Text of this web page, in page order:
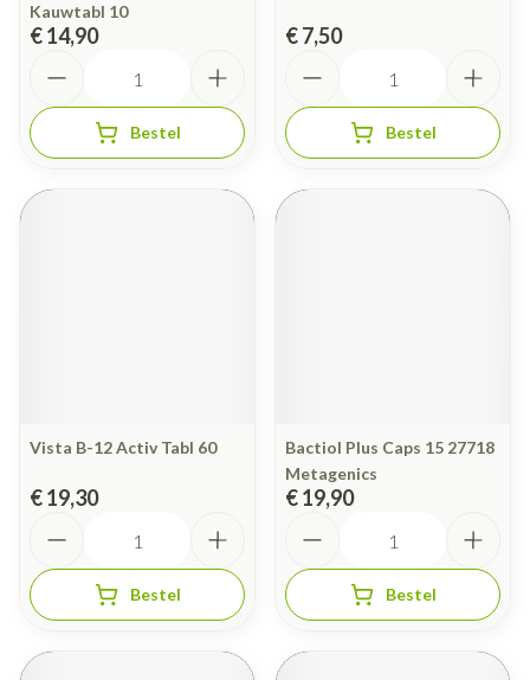
Kauwtabl 10
€ 14,90
Bestel
€ 7,50
Bestel
Vista B-12 Activ Tabl 60
€ 19,30
Bestel
Bactiol Plus Caps 15 27718
Metagenics
€ 19,90
Bestel